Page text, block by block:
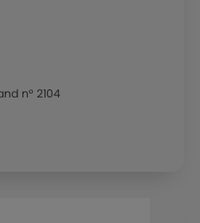
n° 2104